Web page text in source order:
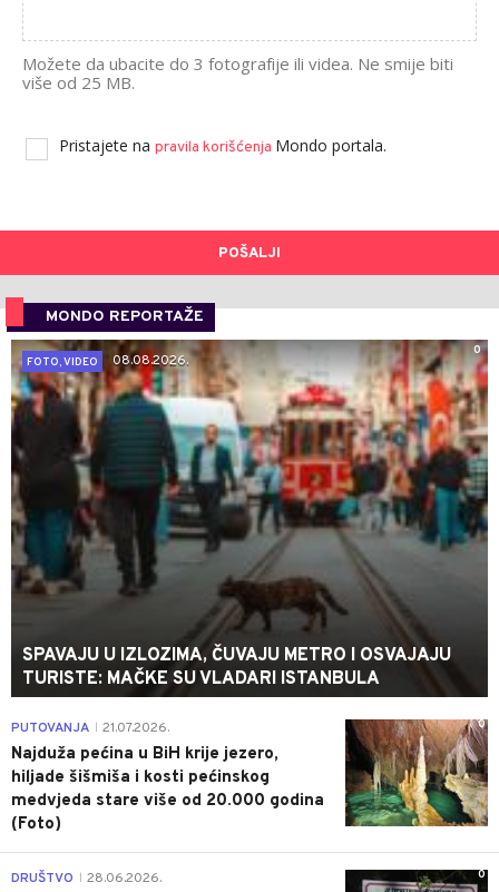
Možete da ubacite do 3 fotografije ili videa. Ne smije biti
više od 25 MB.
Pristajete na pravila korišćenja Mondo portala.
POŠALJI
MONDO REPORTAŽE
0
FOTO, VIDEO
08.08.2026.
SPAVAJU U IZLOZIMA, ČUVAJU METRO I OSVAJAJU
TURISTE: MAČKE SU VLADARI ISTANBULA
0
PUTOVANJA 21.07.2026.
Najduža pećina u BiH krije jezero,
hiljade šišmiša i kosti pećinskog
medvjeda stare više od 20.000 godina
(Foto)
0
DRUŠTVO 28.06.2026.